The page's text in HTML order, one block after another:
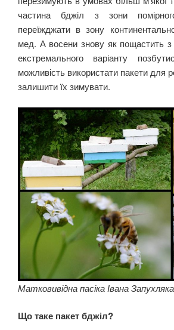
частина бджіл з зони
переїжджати в зону
мед. А восени знову як пощастить з
екстремального варіанту
можливість використати пакети для
залишити їх зимувати.
Матковивідна пасіка Івана
Що таке пакет бджіл?